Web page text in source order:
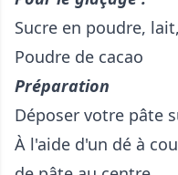
Sucre en poudre,
Poudre de cacao
Préparation
Déposer votre pâte
À l'aide d'un dé à